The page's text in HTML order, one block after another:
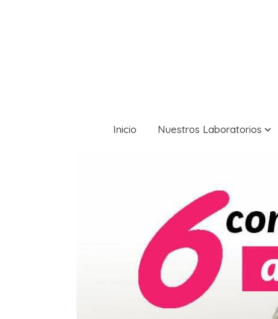
Inicio Nuestros Laboratorios